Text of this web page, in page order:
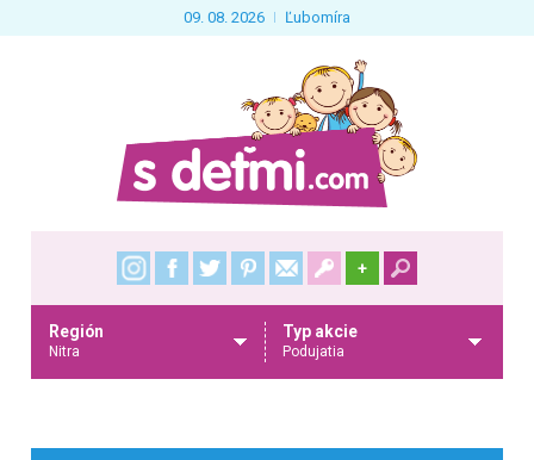
09. 08. 2026 Ľubomíra
+
Región
Nitra
Typ akcie
Podujatia